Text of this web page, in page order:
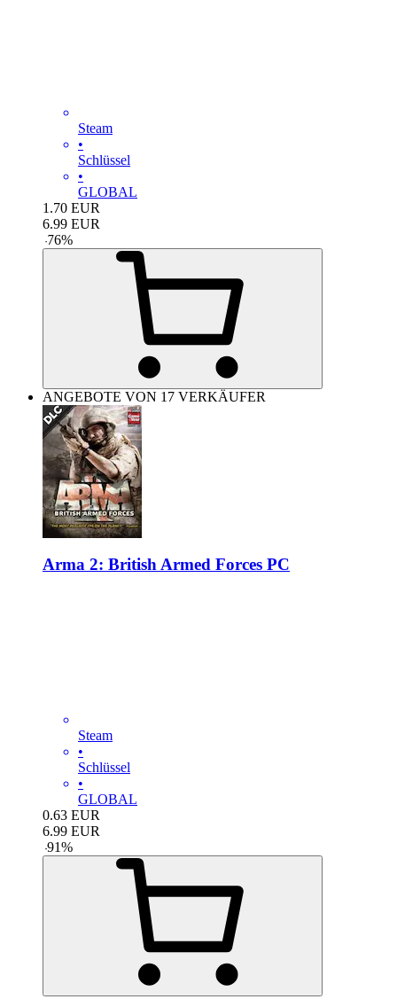
Steam
•
Schlüssel
•
GLOBAL
1.70 EUR
6.99 EUR
-76%
ANGEBOTE VON 17 VERKÄUFER
Arma 2: British Armed Forces PC
Steam
•
Schlüssel
•
GLOBAL
0.63 EUR
6.99 EUR
-91%